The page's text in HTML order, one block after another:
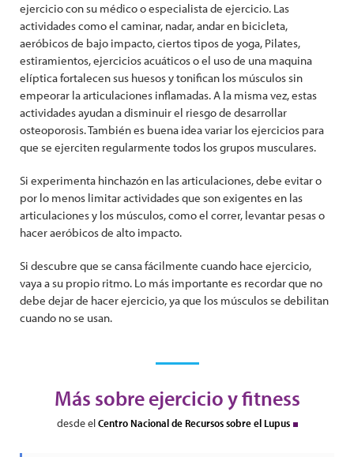
ejercicio con su médico o especialista de ejercicio. Las
actividades como el caminar, nadar, andar en bicicleta,
aeróbicos de bajo impacto, ciertos tipos de yoga, Pilates,
estiramientos, ejercicios acuáticos o el uso de una maquina
elíptica fortalecen sus huesos y tonifican los músculos sin
empeorar la articulaciones inflamadas. A la misma vez, estas
actividades ayudan a disminuir el riesgo de desarrollar
osteoporosis. También es buena idea variar los ejercicios para
que se ejerciten regularmente todos los grupos musculares.
Si experimenta hinchazón en las articulaciones, debe evitar o
por lo menos limitar actividades que son exigentes en las
articulaciones y los músculos, como el correr, levantar pesas o
hacer aeróbicos de alto impacto.
Si descubre que se cansa fácilmente cuando hace ejercicio,
vaya a su propio ritmo. Lo más importante es recordar que no
debe dejar de hacer ejercicio, ya que los músculos se debilitan
cuando no se usan.
Más sobre ejercicio y fitness
desde elCentro Nacional de Recursos sobre el Lupus